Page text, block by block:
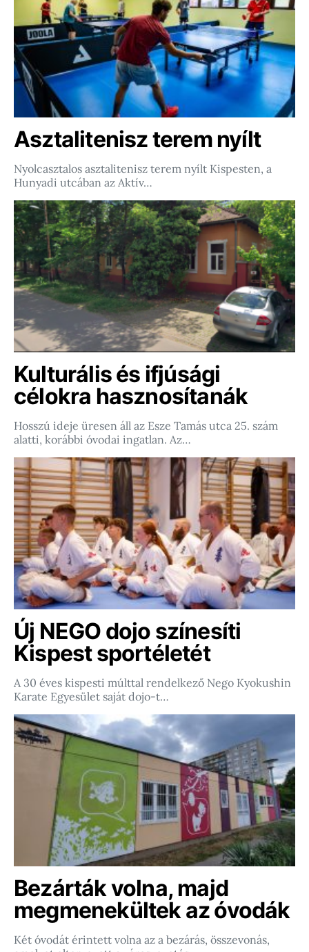
Asztalitenisz terem nyílt
Nyolcasztalos asztalitenisz terem nyílt Kispesten, a
Hunyadi utcában az Aktív…
Kulturális és ifjúsági
célokra hasznosítanák
Hosszú ideje üresen áll az Esze Tamás utca 25. szám
alatti, korábbi óvodai ingatlan. Az…
Új NEGO dojo színesíti
Kispest sportéletét
A 30 éves kispesti múlttal rendelkező Nego Kyokushin
Karate Egyesület saját dojo-t…
Bezárták volna, majd
megmenekültek az óvodák
Két óvodát érintett volna az a bezárás, összevonás,